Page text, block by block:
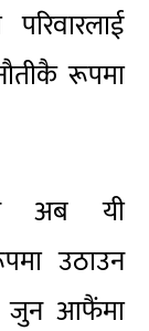
रूपमा
अब यी
उठाउन
जुन आफैंमा